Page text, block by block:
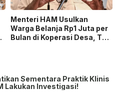
Menteri HAM Usulkan
Warga Belanja Rp1 Juta per
Bulan di Koperasi Desa, Tuai
Sementara Praktik Klinis
Lakukan Investigasi!